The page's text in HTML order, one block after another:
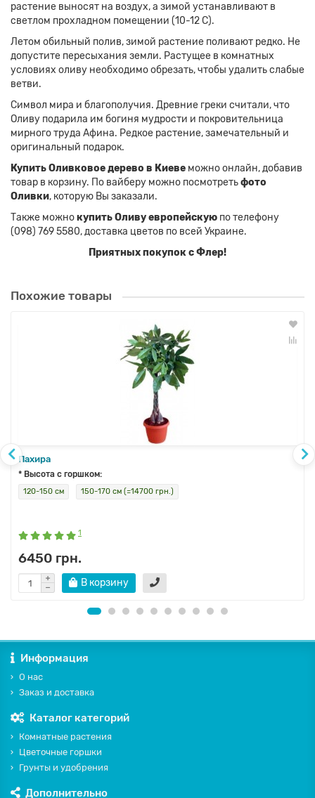
растение выносят на воздух, а зимой устанавливают в
светлом прохладном помещении (10-12 С).
Летом обильный полив, зимой растение поливают редко. Не
допустите пересыхания земли. Растущее в комнатных
условиях оливу необходимо обрезать, чтобы удалить слабые
ветви.
Символ мира и благополучия. Древние греки считали, что
Оливу подарила им богиня мудрости и покровительница
мирного труда Афина. Редкое растение, замечательный и
оригинальный подарок.
Купить Оливковое дерево в Киеве можно онлайн, добавив
товар в корзину. По вайберу можно посмотретьфото
Оливки, которую Вы заказали.
Также можнокупить Оливу европейскую по телефону
(098) 769 5580, доставка цветов по всей Украине.
Приятных покупок с Флер!
Похожие товары
Пахира
* Высота с горшком:
120-150 см 150-170 см (=14700 грн.)
1
6450 грн.
В корзину
Информация
О нас
Заказ и доставка
Каталог категорий
Комнатные растения
Цветочные горшки
Грунты и удобрения
Дополнительно